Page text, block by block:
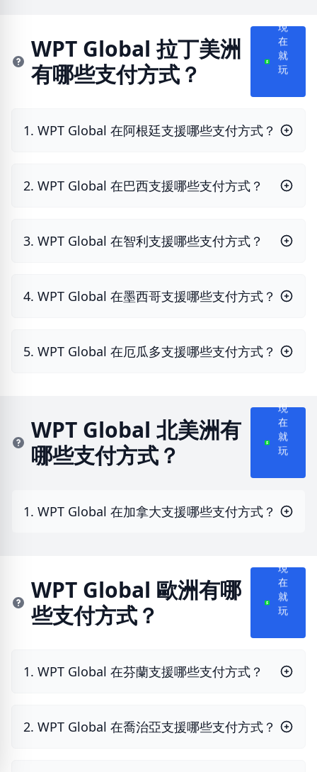
WPT Global 拉丁美洲
有哪些支付方式？
現
在
就
玩
1. WPT Global 在阿根廷支援哪些支付方式？
2. WPT Global 在巴西支援哪些支付方式？
3. WPT Global 在智利支援哪些支付方式？
4. WPT Global 在墨西哥支援哪些支付方式？
5. WPT Global 在厄瓜多支援哪些支付方式？
WPT Global 北美洲有
哪些支付方式？
現
在
就
玩
1. WPT Global 在加拿大支援哪些支付方式？
WPT Global 歐洲有哪
些支付方式？
現
在
就
玩
1. WPT Global 在芬蘭支援哪些支付方式？
2. WPT Global 在喬治亞支援哪些支付方式？